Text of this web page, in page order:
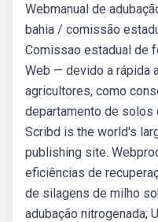
Webmanual de
bahia / comissão
Comissao estadual de
Web — devido a rápida
agricultores, como
departamento de solos
Scribd is the world's
publishing site.
eficiências de
de silagens de milho
adubação nitrogenada;